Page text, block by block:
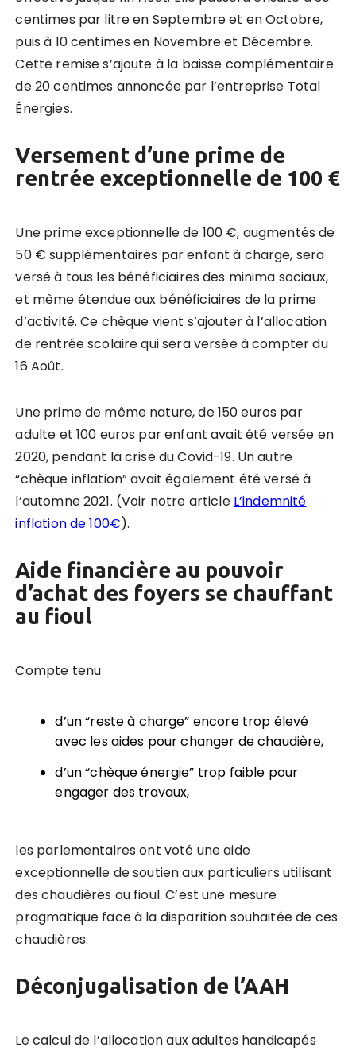
centimes par litre en Septembre et en Octobre,
puis à 10 centimes en Novembre et Décembre.
Cette remise s’ajoute à la baisse complémentaire
de 20 centimes annoncée par l’entreprise Total
Énergies.
Versement d’une prime de
rentrée exceptionnelle de 100 €
Une prime exceptionnelle de 100 €, augmentés de
50 € supplémentaires par enfant à charge, sera
versé à tous les bénéficiaires des minima sociaux,
et même étendue aux bénéficiaires de la prime
d’activité. Ce chèque vient s’ajouter à l’allocation
de rentrée scolaire qui sera versée à compter du
16 Août.
Une prime de même nature, de 150 euros par
adulte et 100 euros par enfant avait été versée en
2020, pendant la crise du Covid-19. Un autre
“chèque inflation” avait également été versé à
l’automne 2021. (Voir notre article L’indemnité
inflation de 100€).
Aide financière au pouvoir
d’achat des foyers se chauffant
au fioul
Compte tenu
d’un “reste à charge” encore trop élevé
avec les aides pour changer de chaudière,
d’un “chèque énergie” trop faible pour
engager des travaux,
les parlementaires ont voté une aide
exceptionnelle de soutien aux particuliers utilisant
des chaudières au fioul. C’est une mesure
pragmatique face à la disparition souhaitée de ces
chaudières.
Déconjugalisation de l’AAH
Le calcul de l’allocation aux adultes handicapés